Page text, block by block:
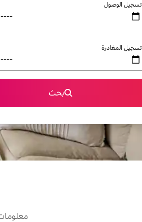
تسجيل الوصول
تسجيل المغادرة
بحث